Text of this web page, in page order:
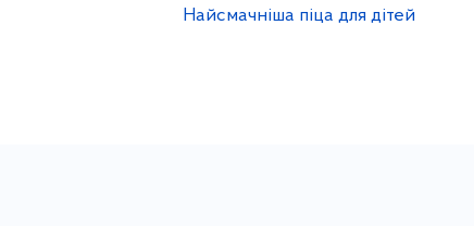
Найсмачніша піца для дітей